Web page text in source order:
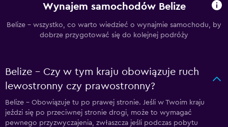
Wynajem samochodów Belize
Belize - wszystko, co warto wiedzieć o wynajmie samochodu, by
dobrze przygotować się do kolejnej podróży
Belize - Czy w tym kraju obowiązuje ruch
lewostronny czy prawostronny?
Belize – Obowiązuje tu po prawej stronie. Jeśli w Twoim kraju
jeździ się po przeciwnej stronie drogi, może to wymagać
pewnego przyzwyczajenia, zwłaszcza jeśli podczas pobytu